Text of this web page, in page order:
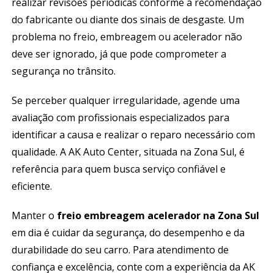
do fabricante ou diante dos sinais de desgaste. Um
problema no freio, embreagem ou acelerador não
deve ser ignorado, já que pode comprometer a
segurança no trânsito.
Se perceber qualquer irregularidade, agende uma
avaliação com profissionais especializados para
identificar a causa e realizar o reparo necessário com
qualidade. A AK Auto Center, situada na Zona Sul, é
referência para quem busca serviço confiável e
eficiente.
Manter o freio embreagem acelerador na Zona Sul
em dia é cuidar da segurança, do desempenho e da
durabilidade do seu carro. Para atendimento de
confiança e excelência, conte com a experiência da AK